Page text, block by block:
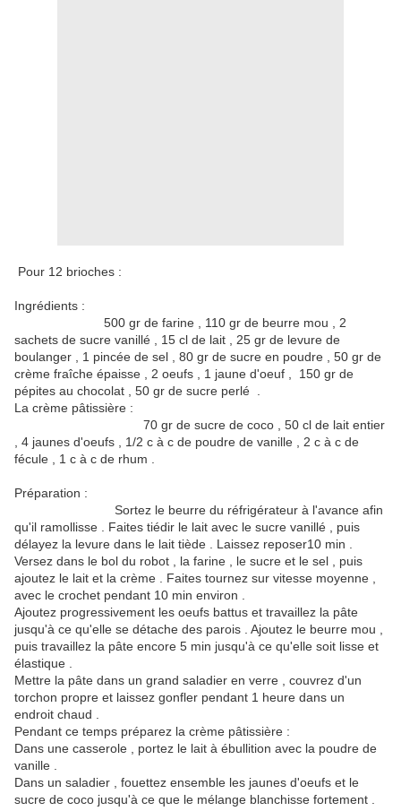
Pour 12 brioches :
Ingrédients :
500 gr de farine , 110 gr de beurre mou , 2
sachets de sucre vanillé , 15 cl de lait , 25 gr de levure de
boulanger , 1 pincée de sel , 80 gr de sucre en poudre , 50 gr de
crème fraîche épaisse , 2 oeufs , 1 jaune d'oeuf , 150 gr de
pépites au chocolat , 50 gr de sucre perlé .
La crème pâtissière :
70 gr de sucre de coco , 50 cl de lait entier
, 4 jaunes d'oeufs , 1/2 c à c de poudre de vanille , 2 c à c de
fécule , 1 c à c de rhum .
Préparation :
Sortez le beurre du réfrigérateur à l'avance afin
qu'il ramollisse . Faites tiédir le lait avec le sucre vanillé , puis
délayez la levure dans le lait tiède . Laissez reposer10 min .
Versez dans le bol du robot , la farine , le sucre et le sel , puis
ajoutez le lait et la crème . Faites tournez sur vitesse moyenne ,
avec le crochet pendant 10 min environ .
Ajoutez progressivement les oeufs battus et travaillez la pâte
jusqu'à ce qu'elle se détache des parois . Ajoutez le beurre mou ,
puis travaillez la pâte encore 5 min jusqu'à ce qu'elle soit lisse et
élastique .
Mettre la pâte dans un grand saladier en verre , couvrez d'un
torchon propre et laissez gonfler pendant 1 heure dans un
endroit chaud .
Pendant ce temps préparez la crème pâtissière :
Dans une casserole , portez le lait à ébullition avec la poudre de
vanille .
Dans un saladier , fouettez ensemble les jaunes d'oeufs et le
sucre de coco jusqu'à ce que le mélange blanchisse fortement .